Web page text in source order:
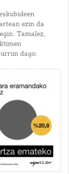
ezin da
Tamalez,
dago.